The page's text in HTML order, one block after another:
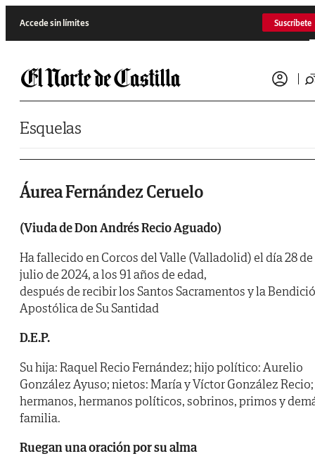
Accede sin límites Suscríbete
Esquelas
Áurea Fernández Ceruelo
(Viuda de Don Andrés Recio Aguado)
Ha fallecido en Corcos del Valle (Valladolid) el día 28 de
julio de 2024, a los 91 años de edad,
después de recibir los Santos Sacramentos y la
Apostólica de Su Santidad
D.E.P.
Su hija: Raquel Recio Fernández; hijo político: Aurelio
González Ayuso; nietos: María y Víctor González Recio;
hermanos, hermanos políticos, sobrinos, primos y
familia.
Ruegan una oración por su alma